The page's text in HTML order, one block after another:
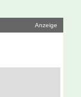
Anzeige